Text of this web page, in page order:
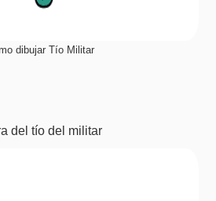
dibujar Tío Militar
del tío del militar